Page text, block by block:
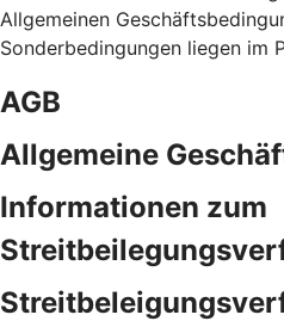
Allgemeinen
Sonderbedingungen liegen im
AGB
Allgemeine
Informationen zum